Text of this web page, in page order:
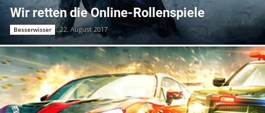
Wir retten die Online-Rollenspiele
Besserwisser 22. August 2017